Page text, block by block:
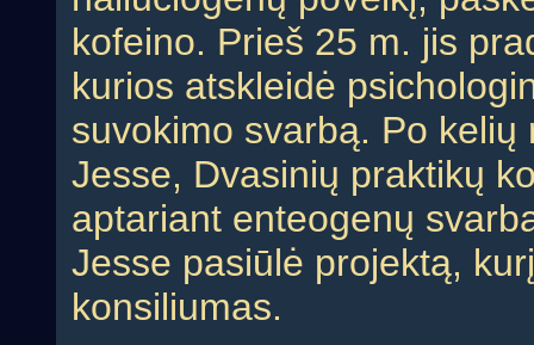
kofeino. Prieš 25 m. jis
kurios atskleidė
suvokimo svarbą. Po
Jesse, Dvasinių praktikų
aptariant enteogenų
Jesse pasiūlė projektą,
konsiliumas.